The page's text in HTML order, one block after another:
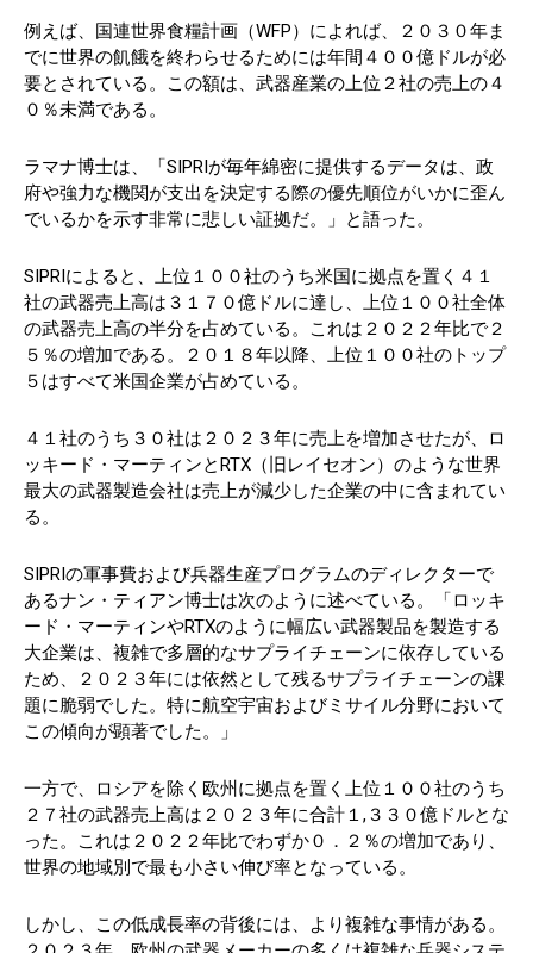
例えば、国連世界食糧計画（WFP）によれば、２０３０年ま
でに世界の飢餓を終わらせるためには年間４００億ドルが必
要とされている。この額は、武器産業の上位２社の売上の４
０％未満である。
ラマナ博士は、「SIPRIが毎年綿密に提供するデータは、政
府や強力な機関が支出を決定する際の優先順位がいかに歪ん
でいるかを示す非常に悲しい証拠だ。」と語った。
SIPRIによると、上位１００社のうち米国に拠点を置く４１
社の武器売上高は３１７０億ドルに達し、上位１００社全体
の武器売上高の半分を占めている。これは２０２２年比で２
５％の増加である。２０１８年以降、上位１００社のトップ
５はすべて米国企業が占めている。
４１社のうち３０社は２０２３年に売上を増加させたが、ロ
ッキード・マーティンとRTX（旧レイセオン）のような世界
最大の武器製造会社は売上が減少した企業の中に含まれてい
る。
SIPRIの軍事費および兵器生産プログラムのディレクターで
あるナン・ティアン博士は次のように述べている。「ロッキ
ード・マーティンやRTXのように幅広い武器製品を製造する
大企業は、複雑で多層的なサプライチェーンに依存している
ため、２０２３年には依然として残るサプライチェーンの課
題に脆弱でした。特に航空宇宙およびミサイル分野において
この傾向が顕著でした。」
一方で、ロシアを除く欧州に拠点を置く上位１００社のうち
２７社の武器売上高は２０２３年に合計１,３３０億ドルとな
った。これは２０２２年比でわずか０．２％の増加であり、
世界の地域別で最も小さい伸び率となっている。
しかし、この低成長率の背後には、より複雑な事情がある。